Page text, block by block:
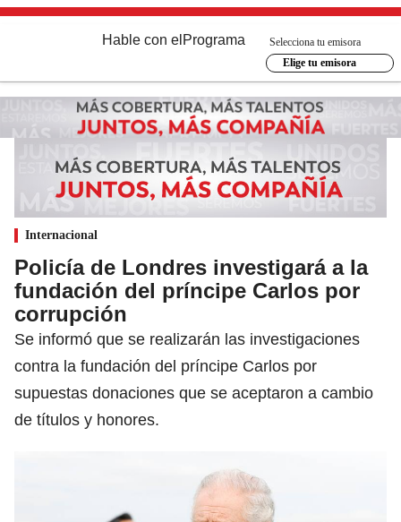
Hable con el Programa
Selecciona tu emisora
Elige tu emisora
Internacional
Policía de Londres investigará a la
fundación del príncipe Carlos por
corrupción
Se informó que se realizarán las investigaciones
contra la fundación del príncipe Carlos por
supuestas donaciones que se aceptaron a cambio
de títulos y honores.